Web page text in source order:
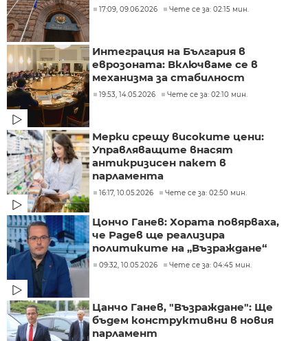
17:09, 09.06.2026 Чете се за: 02:15 мин.
Интеграция на България в
еврозоната: Включваме се в
механизма за стабилност
19:53, 14.05.2026 Чете се за: 02:10 мин.
Мерки срещу високите цени:
Управляващите внасят
антикризисен пакет в
парламента
16:17, 10.05.2026 Чете се за: 02:50 мин.
Цончо Ганев: Хората повярваха,
че Радев ще реализира
политиките на „Възраждане“
09:32, 10.05.2026 Чете се за: 04:45 мин.
Цанчо Ганев, "Възраждане": Ще
бъдем конструктивни в новия
парламент